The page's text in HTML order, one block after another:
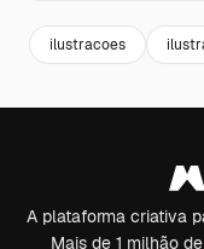
ilustracoes
A plataforma criativa
Mais de 1 milhão